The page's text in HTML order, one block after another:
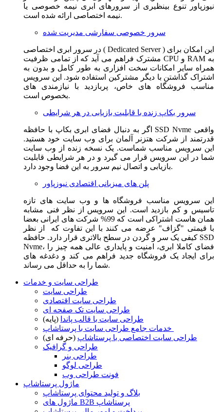
نیوزپاور تنوع بینظیری از سرورهای ابری نیمه خصوصی یا
نیمه اختصاصی ارائه شده است.
سرور خصوصی سفارشی مدیریت شده
در سرور ابری اختصاصی ( Dedicated Server ) این امکان برای
مشترک فراهم می آید که از تمامی ظرفیت CPU و RAM به
همراه سایر امکانات سخت افزاری به طور کامل و بدون به
اشتراک گذاشتن با دیگر مشترکین استفاده شود. این سرویس
مناسب فروشگاه های خاص، پربازدید با نیازمندی های
بخصوص است.
سرور بکاپ زنده با قابلیت بازیابی در هر شرایطی
اگر به دنبال فضای ابری بکاپ با حافظه SSD Nvme واقعی
قدرتمند از شرکت هتزنر آلمان برای وب سایت خود هستید.
این سرویس مناسب شماست. یک نسخه زنده از وب سایت
شما در این سرویس قرار می گیرد و در هر شرایطی قابلیت
بازیابی و اتصال نیم سرور به این فضا وجود دارد.
پلن های میزبانی اقتصادی نیوزپاور
این سرویس مناسب فروشگاه ها و وب سایت های تازه
تاسیس و کم بازدید است. این سرویس از نظر فنی مشابه
همان هاست اشتراکی است که 99% شرکت های ایرانی بعضا
با قیمتی "گزاف" عرضه می کنند با این تفاوت که از نظر
کیفی یک سر و گردن در سطح بالاتری قرار دارد. حافظه SSD
Nvme، فضای کاملا ابری، امنیت و پایداری عالی همه چیز را
برای ایجاد یک فروشگاه جدید فراهم می کند و دغدغه های
شما را به حداقل می رساند.
طراحی سایت و خدمات
طراحی سایت
طراحی سایت اقتصادی
طراحی سایت تک صفحه ای
طراحی سایت با قالب پاندا (پایه)
طراحی سایت اختصاصی با پرستاشاپ (حرفه ای)
طراحی و گرافیک
طراحی بنر
طراحی لوگو
فونت طراحی وب
ماژول پرستاشاپ
بلاگ و تولید محتوای پرستاشاپ
ماژول های B2B پرستاشاپ